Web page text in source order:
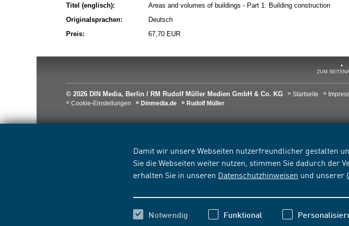
Damit wir unsere Webseiten nutzerfreundlicher gestalten
Sie die Webseiten weiter nutzen, stimmen Sie dadurch der
erhalten Sie in unseren Datenschutzhinweisen und unserer
Notwendig Funktional
Titel (englisch):
Areas and volumes of buildings - Part 1: Building construction
Originalsprachen:
Deutsch
Preis:
67,70 EUR
ZUM
© 2026 DIN Media, Berlin / RM Rudolf Müller Medien GmbH & Co. KG Startseite
Cookie-Einstellungen
Dinmedia.de Rudolf Müller